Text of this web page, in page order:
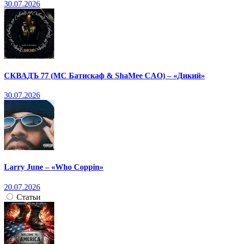
30.07.2026
СКВАДЪ 77 (МС Батискаф & ShaMee CAO) – «Дикий»
30.07.2026
Larry June – «Who Coppin»
20.07.2026
Статьи